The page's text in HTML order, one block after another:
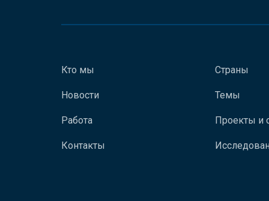
Кто мы
Новости
Работа
Контакты
Страны
Темы
Проекты и